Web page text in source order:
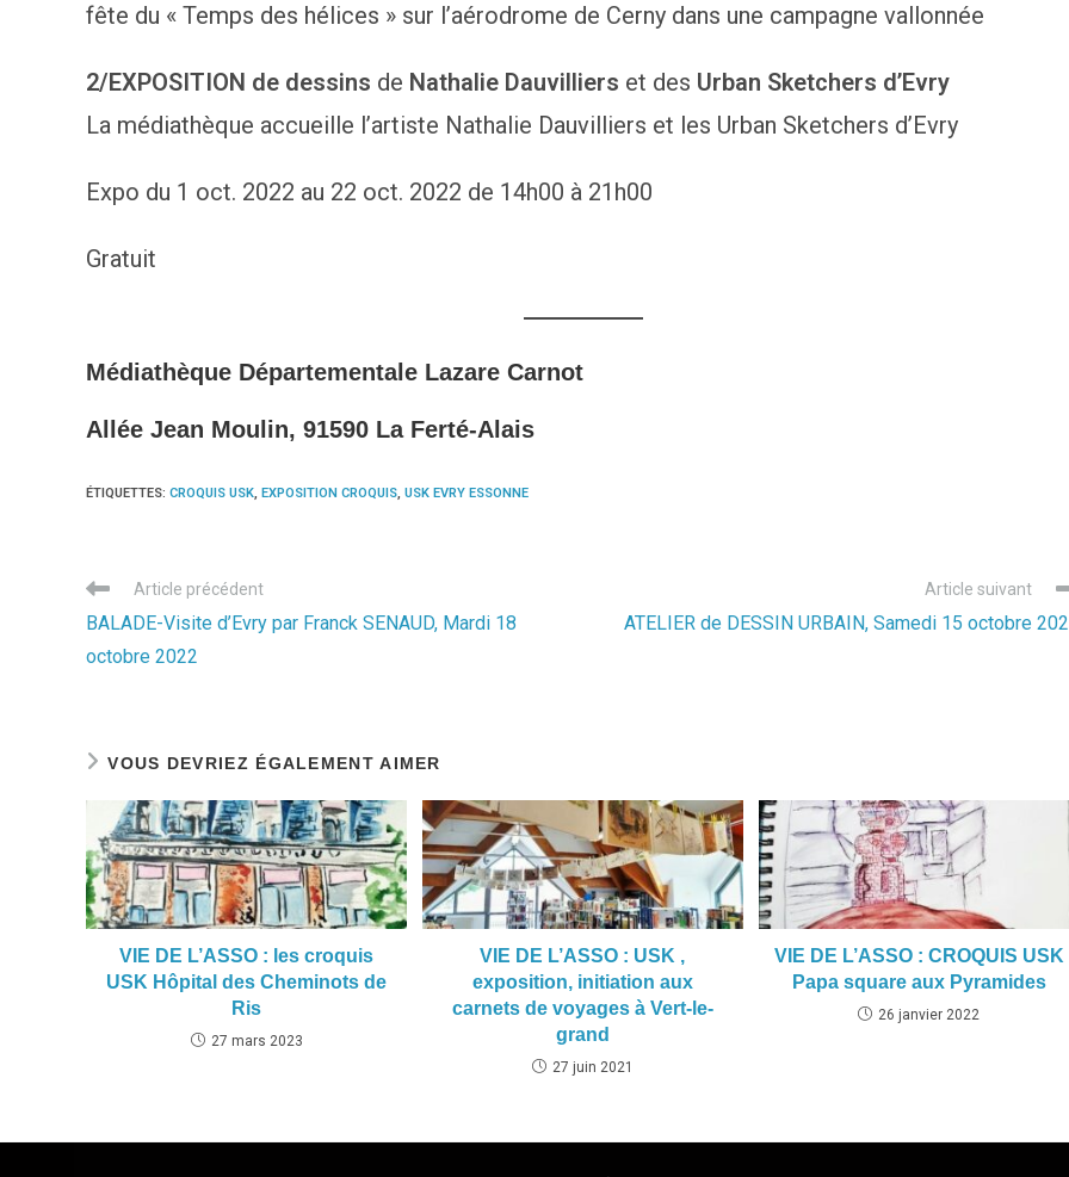
fête du « Temps des hélices » sur l’aérodrome de Cerny dans une campagne vallonnée
2/EXPOSITION de dessins de Nathalie Dauvilliers et des Urban Sketchers d’Evry
La médiathèque accueille l’artiste Nathalie Dauvilliers et les Urban Sketchers d’Evry
Expo du 1 oct. 2022 au 22 oct. 2022 de 14h00 à 21h00
Gratuit
Médiathèque Départementale Lazare Carnot
Allée Jean Moulin, 91590 La Ferté-Alais
ÉTIQUETTES: CROQUIS USK, EXPOSITION CROQUIS, USK EVRY ESSONNE
Read
articles
Article précédent
BALADE-Visite d’Evry par Franck SENAUD, Mardi 18
octobre 2022
Article suivant
ATELIER de DESSIN URBAIN, Samedi 15 octobre
VOUS DEVRIEZ ÉGALEMENT AIMER
VIE DE L’ASSO : les croquis
USK Hôpital des Cheminots de
Ris
27 mars 2023
VIE DE L’ASSO : USK ,
exposition, initiation aux
carnets de voyages à Vert-le-
grand
27 juin 2021
VIE DE L’ASSO : CROQUIS USK
Papa square aux Pyramides
26 janvier 2022